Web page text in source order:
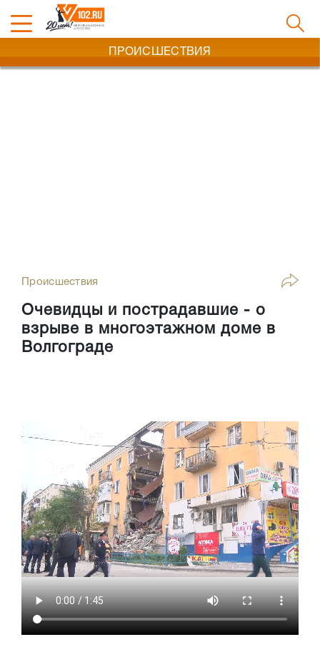
ПРОИСШЕСТВИЯ
Происшествия
Очевидцы и пострадавшие - о
взрыве в многоэтажном доме в
Волгограде